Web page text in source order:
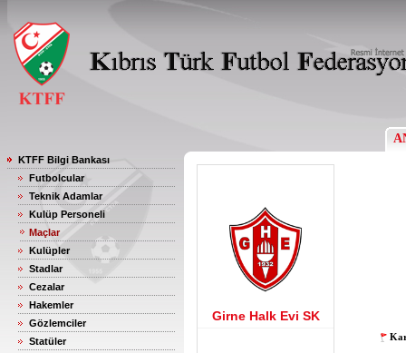
KTFF Bilgi Bankası
Futbolcular
Teknik Adamlar
Kulüp Personeli
Maçlar
Kulüpler
Stadlar
Cezalar
Hakemler
Gözlemciler
Statüler
Girne Halk Evi SK